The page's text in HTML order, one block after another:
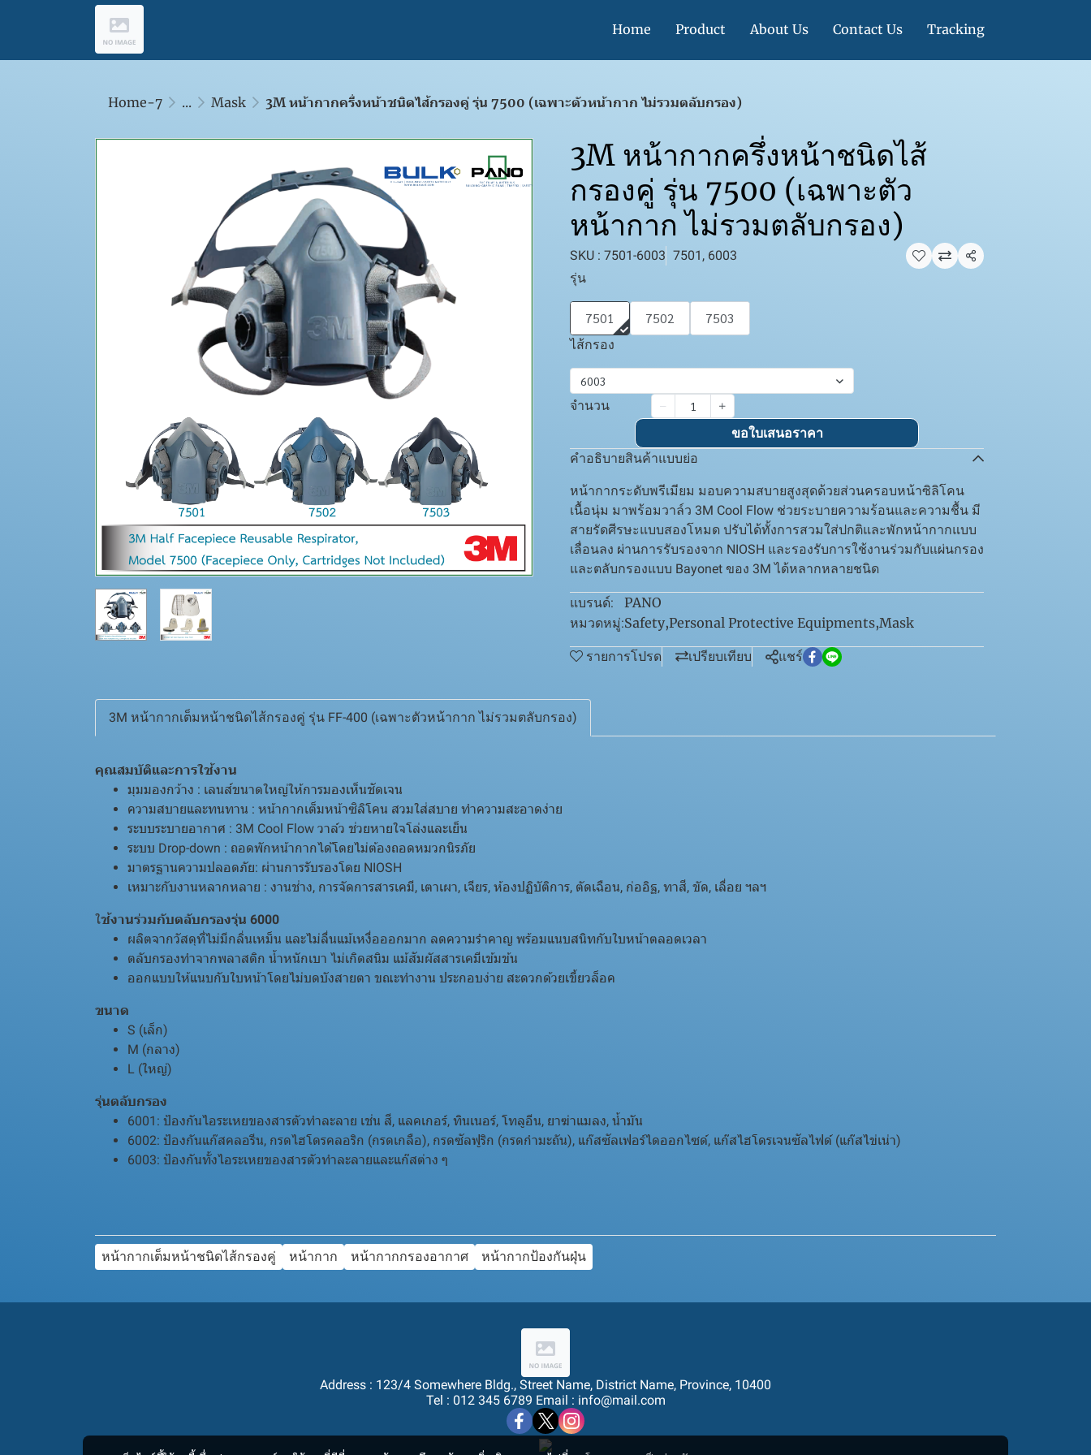
Home Product About Us Contact Us Tracking
Home-7 ... Mask 3M หน้ากากครึ่งหน้าชนิดไส้กรองคู่ รุ่น 7500 (เฉพาะตัวหน้ากาก ไม่รวมตลับกรอง)
3M หน้ากากครึ่งหน้าชนิดไส้
กรองคู่ รุ่น 7500 (เฉพาะตัว
หน้ากาก ไม่รวมตลับกรอง)
SKU : 7501-6003 7501, 6003
แชร์
รุ่น
7501 7502 7503
ไส้กรอง
6003
จำนวน
ขอใบเสนอราคา
คำอธิบายสินค้าแบบย่อ
หน้ากากระดับพรีเมียม มอบความสบายสูงสุดด้วยส่วนครอบหน้าซิลิโคน
เนื้อนุ่ม มาพร้อมวาล์ว 3M Cool Flow ช่วยระบายความร้อนและความชื้น มี
สายรัดศีรษะแบบสองโหมด ปรับได้ทั้งการสวมใส่ปกติและพักหน้ากากแบบ
เลื่อนลง ผ่านการรับรองจาก NIOSH และรองรับการใช้งานร่วมกับแผ่นกรอง
และตลับกรองแบบ Bayonet ของ 3M ได้หลากหลายชนิด
แบรนด์: PANO
หมวดหมู่:Safety,Personal Protective Equipments,Mask
รายการโปรด เปรียบเทียบ แชร์
3M หน้ากากเต็มหน้าชนิดไส้กรองคู่ รุ่น FF-400 (เฉพาะตัวหน้ากาก ไม่รวมตลับกรอง)
คุณสมบัติและการใช้งาน
มุมมองกว้าง : เลนส์ขนาดใหญ่ให้การมองเห็นชัดเจน
ความสบายและทนทาน : หน้ากากเต็มหน้าซิลิโคน สวมใส่สบาย ทำความสะอาดง่าย
ระบบระบายอากาศ : 3M Cool Flow วาล์ว ช่วยหายใจโล่งและเย็น
ระบบ Drop-down : ถอดพักหน้ากากได้โดยไม่ต้องถอดหมวกนิรภัย
มาตรฐานความปลอดภัย: ผ่านการรับรองโดย NIOSH
เหมาะกับงานหลากหลาย : งานช่าง, การจัดการสารเคมี, เตาเผา, เจียร, ห้องปฏิบัติการ, ตัดเฉือน, ก่ออิฐ, ทาสี, ขัด, เลื่อย ฯลฯ
ใช้งานร่วมกับตลับกรองรุ่น 6000
ผลิตจากวัสดุที่ไม่มีกลิ่นเหม็น และไม่ลื่นแม้เหงื่อออกมาก ลดความรำคาญ พร้อมแนบสนิทกับใบหน้าตลอดเวลา
ตลับกรองทำจากพลาสติก น้ำหนักเบา ไม่เกิดสนิม แม้สัมผัสสารเคมีเข้มข้น
ออกแบบให้แนบกับใบหน้าโดยไม่บดบังสายตา ขณะทำงาน ประกอบง่าย สะดวกด้วยเขี้ยวล็อค
ขนาด
S (เล็ก)
M (กลาง)
L (ใหญ่)
รุ่นตลับกรอง
6001: ป้องกันไอระเหยของสารตัวทำละลาย เช่น สี, แลคเกอร์, ทินเนอร์, โทลูอีน, ยาฆ่าแมลง, น้ำมัน
6002: ป้องกันแก๊สคลอรีน, กรดไฮโดรคลอริก (กรดเกลือ), กรดซัลฟูริก (กรดกำมะถัน), แก๊สซัลเฟอร์ไดออกไซด์, แก๊สไฮโดรเจนซัลไฟด์ (แก๊สไข่เน่า)
6003: ป้องกันทั้งไอระเหยของสารตัวทำละลายและแก๊สต่าง ๆ
หน้ากากเต็มหน้าชนิดไส้กรองคู่ หน้ากาก หน้ากากกรองอากาศ หน้ากากป้องกันฝุ่น
Address : 123/4 Somewhere Bldg., Street Name, District Name, Province, 10400
Tel : 012 345 6789 Email : info@mail.com